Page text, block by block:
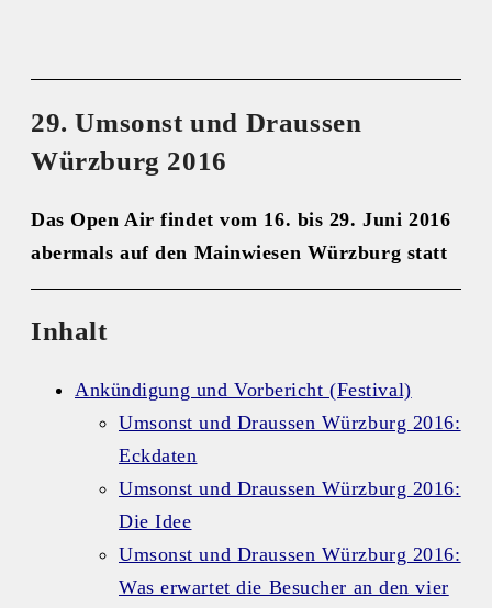
29. Umsonst und Draussen
Würzburg 2016
Das Open Air findet vom 16. bis 29. Juni 2016
abermals auf den Mainwiesen Würzburg statt
Inhalt
Ankündigung und Vorbericht (Festival)
Umsonst und Draussen Würzburg 2016:
Eckdaten
Umsonst und Draussen Würzburg 2016:
Die Idee
Umsonst und Draussen Würzburg 2016:
Was erwartet die Besucher an den vier